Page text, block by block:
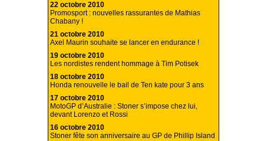
22 octobre 2010
Promosport : nouvelles rassurantes de Mathias
Chabany !
21 octobre 2010
Axel Maurin souhaite se lancer en endurance !
19 octobre 2010
Les nordistes rendent hommage à Tim Potisek
18 octobre 2010
Honda renouvelle le bail de Ten kate pour 3 ans
17 octobre 2010
MotoGP d’Australie : Stoner s’impose chez lui,
devant Lorenzo et Rossi
16 octobre 2010
Stoner fête son anniversaire au GP de Phillip Island